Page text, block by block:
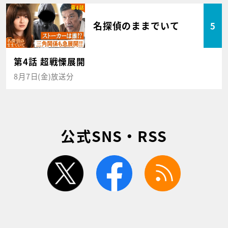
名探偵のままでいて 5
第4話 超戦慄展開
8月7日(金)放送分
公式SNS・RSS
twitter facebook